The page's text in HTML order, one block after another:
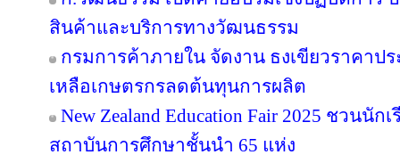
สินค้าและบริการทางวัฒนธรรม
กรมการค้าภายใน จัดงาน ธงเขียวราคาป
เหลือเกษตรกรลดต้นทุนการผลิต
New Zealand Education Fair 2025 ชวนนั
สถาบันการศึกษาชั้นนำ 65 แห่ง